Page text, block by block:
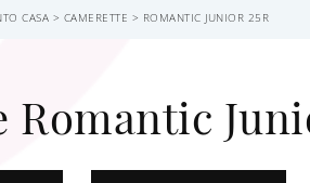
CASA > CAMERETTE > ROMANTIC JUNIOR 25R